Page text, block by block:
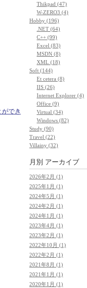
でき
Thikpad (47)
W-ZERO3 (4)
Hobby (196)
.NET (64)
C++ (99)
Excel (83)
MSDN (8)
XML (18)
Soft (144)
Et cetera (8)
IIS (26)
Internet Explorer (4)
Office (9)
Virtual (34)
Windows (82)
Study (90)
Travel (22)
Villainy (32)
月別 アーカイブ
2026年2月 (1)
2025年1月 (1)
2024年5月 (1)
2024年2月 (1)
2024年1月 (1)
2023年4月 (1)
2023年2月 (1)
2022年10月 (1)
2022年2月 (1)
2021年8月 (1)
2021年1月 (1)
2020年1月 (1)